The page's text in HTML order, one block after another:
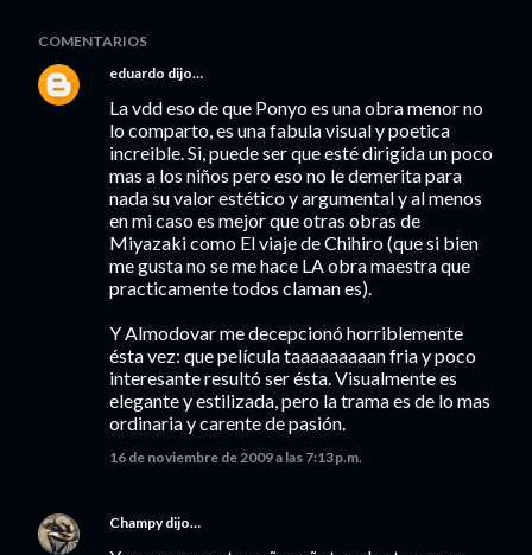
COMENTARIOS
eduardo dijo…
La vdd eso de que Ponyo es una obra menor no
lo comparto, es una fabula visual y poetica
increible. Si, puede ser que esté dirigida un poco
mas a los niños pero eso no le demerita para
nada su valor estético y argumental y al menos
en mi caso es mejor que otras obras de
Miyazaki como El viaje de Chihiro (que si bien
me gusta no se me hace LA obra maestra que
practicamente todos claman es).
Y Almodovar me decepcionó horriblemente
ésta vez: que película taaaaaaaaan fria y poco
interesante resultó ser ésta. Visualmente es
elegante y estilizada, pero la trama es de lo mas
ordinaria y carente de pasión.
16 de noviembre de 2009 a las 7:13 p.m.
Champydijo…